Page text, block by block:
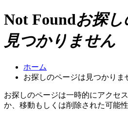
Not Foundお探
見つかりません
ホーム
お探しのページは見つかりま
お探しのページは一時的にアクセ
か、移動もしくは削除された可能性